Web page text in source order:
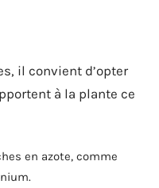
il convient d’opter
à la plante ce
en azote, comme